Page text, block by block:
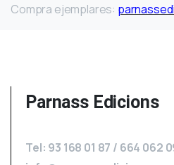
Compra ejemplares:
Parnass Edicions
Tel: 93 168 01 87 / 664 062